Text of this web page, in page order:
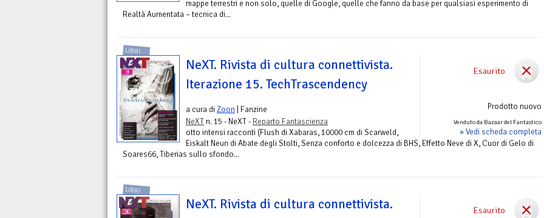
mappe terrestri e non solo, quelle di Google, quelle che fanno da base per qualsiasi esperimento di
Realtà Aumentata – tecnica di...
Esaurito
Prodotto nuovo
Venduto da Bazaar del Fantastico
» Vedi scheda completa
LIBRI
NeXT. Rivista di cultura connettivista.
Iterazione 15. TechTrascendency
a cura diZoon | Fanzine
NeXT n. 15 - NeXT - Reparto Fantascienza
otto intensi racconti (Flush di Xabaras, 10000 cm di Scarweld,
Eiskalt Neun di Abate degli Stolti, Senza conforto e dolcezza di BHS, Effetto Neve di X, Cuor di Gelo di
Soares66, Tiberias sullo sfondo...
Esaurito
LIBRI
NeXT. Rivista di cultura connettivista.